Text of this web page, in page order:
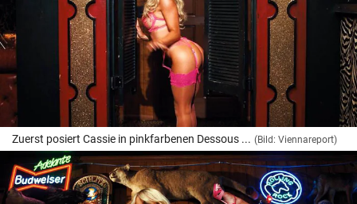
Zuerst posiert Cassie in pinkfarbenen Dessous ... (Bild: Viennareport)